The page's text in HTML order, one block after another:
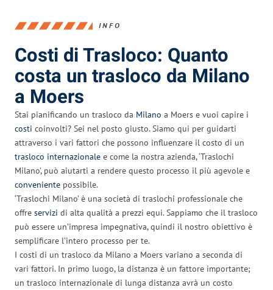
INFO
Costi di Trasloco: Quanto
costa un trasloco da Milano
a Moers
Stai pianificando un trasloco da Milano a Moers e vuoi capire i
costi coinvolti? Sei nel posto giusto. Siamo qui per guidarti
attraverso i vari fattori che possono influenzare il costo di un
trasloco internazionale e come la nostra azienda, ‘Traslochi
Milano’, può aiutarti a rendere questo processo il più agevole e
conveniente possibile.
‘Traslochi Milano’ è una società di traslochi professionale che
offre servizi di alta qualità a prezzi equi. Sappiamo che il trasloco
può essere un’impresa impegnativa, quindi il nostro obiettivo è
semplificare l’intero processo per te.
I costi di un trasloco da Milano a Moers variano a seconda di
vari fattori. In primo luogo, la distanza è un fattore importante;
un trasloco internazionale di lunga distanza avrà un costo